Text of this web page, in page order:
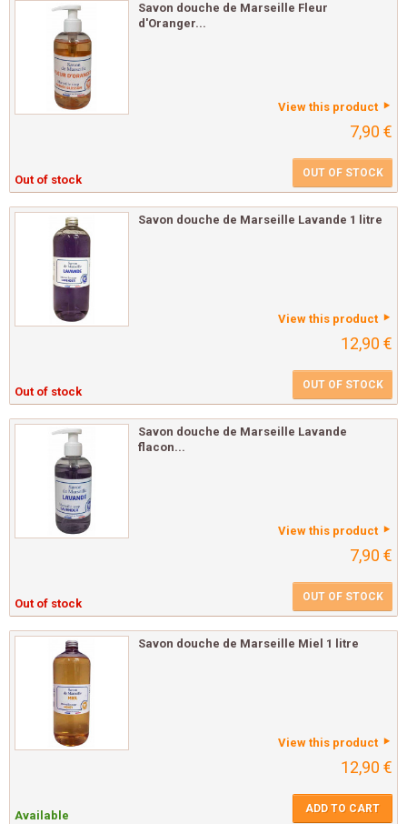
Savon douche de Marseille Fleur
d'Oranger...
View this product
7,90 €
Out of stock OUT OF STOCK
Savon douche de Marseille Lavande 1 litre
View this product
12,90 €
Out of stock OUT OF STOCK
Savon douche de Marseille Lavande
flacon...
View this product
7,90 €
Out of stock OUT OF STOCK
Savon douche de Marseille Miel 1 litre
View this product
12,90 €
Available ADD TO CART